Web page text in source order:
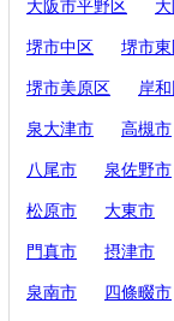
大阪市平野区
堺市中区 堺市
堺市美原区 岸
泉大津市 高槻市
八尾市 泉佐野市
松原市 大東市
門真市 摂津市
泉南市 四條畷市